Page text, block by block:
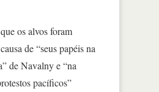
os alvos foram
de “seus papéis na
de Navalny e “na
pacíficos”